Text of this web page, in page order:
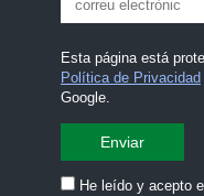
Esta página está
Política de Privacidad
Google.
He leído y acepto el